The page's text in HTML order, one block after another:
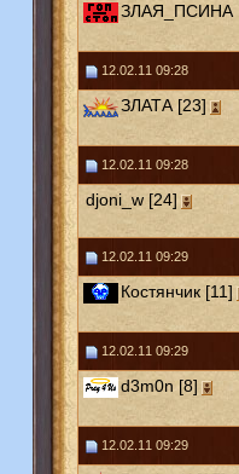
ЗЛАЯ_ПСИНА
12.02.11 09:28
ЗЛАТА [23]
12.02.11 09:28
djoni_w [24]
12.02.11 09:29
Костянчик [11]
12.02.11 09:29
d3m0n [8]
12.02.11 09:29